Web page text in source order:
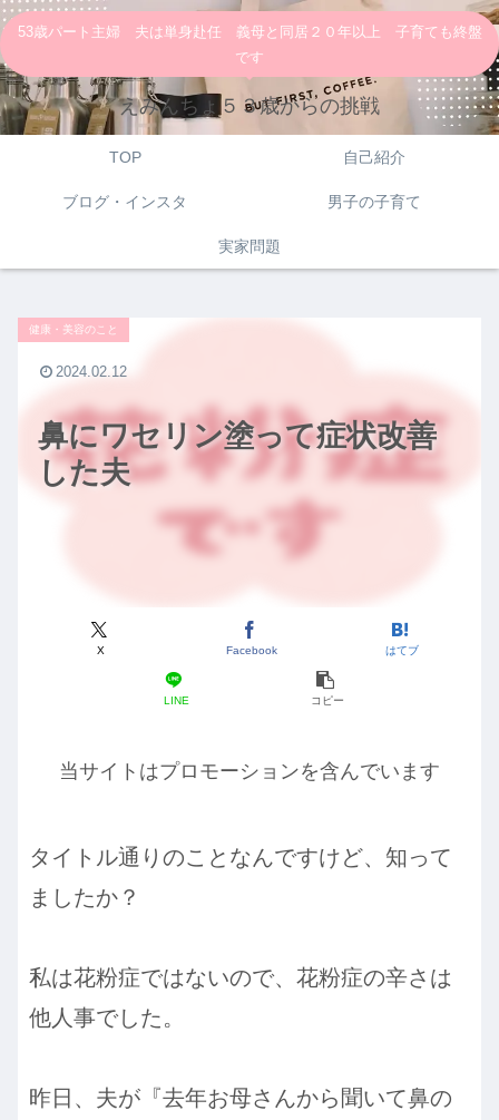
53歳パート主婦 夫は単身赴任 義母と同居２０年以上 子育ても終盤
です
えみんちょ５３歳からの挑戦
TOP 自己紹介
ブログ・インスタ 男子の子育て
実家問題
鼻にワセリン塗って症状改善
した夫
健康・美容のこと
X Facebook はてブ
LINE コピー
2024.02.12
当サイトはプロモーションを含んでいます
タイトル通りのことなんですけど、知って
ましたか？
私は花粉症ではないので、花粉症の辛さは
他人事でした。
昨日、夫が『去年お母さんから聞いて鼻の